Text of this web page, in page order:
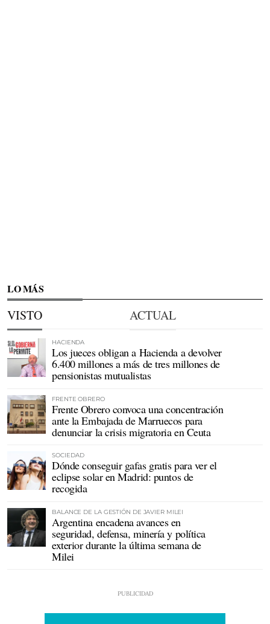
LO MÁS
VISTO ACTUAL
HACIENDA
Los jueces obligan a Hacienda a devolver
6.400 millones a más de tres millones de
pensionistas mutualistas
FRENTE OBRERO
Frente Obrero convoca una concentración
ante la Embajada de Marruecos para
denunciar la crisis migratoria en Ceuta
SOCIEDAD
Dónde conseguir gafas gratis para ver el
eclipse solar en Madrid: puntos de
recogida
BALANCE DE LA GESTIÓN DE JAVIER MILEI
Argentina encadena avances en
seguridad, defensa, minería y política
exterior durante la última semana de
Milei